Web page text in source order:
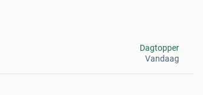
Dagtopper
Vandaag